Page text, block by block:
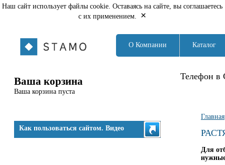
Наш сайт использует файлы cookie. Оставаясь на сайте, вы соглашаетесь
с их применением.
×
О Компании Каталог
Телефон в
Ваша корзина
Ваша корзина пуста
Как пользоваться сайтом. Видео
Вы
Главная
Для